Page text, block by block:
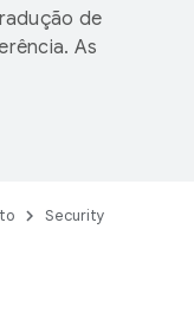
de
As
Security